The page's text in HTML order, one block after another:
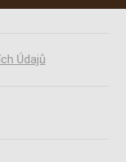
Údajů